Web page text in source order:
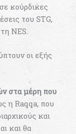
κούρδικες
του STG,
NES.
οι εξής
στα μέρη που
η Raqqa, που
και
και θα